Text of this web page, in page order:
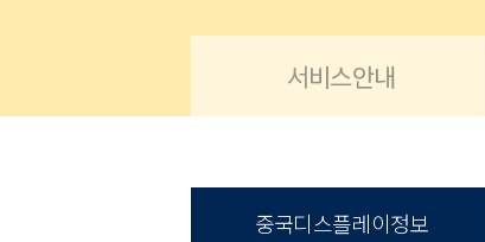
서비스안내
중국디스플레이정보